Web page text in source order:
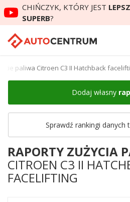
CHIŃCZYK, KTÓRY JEST
SUPERB?
paliwa Citroen C3 II Hatchback
Dodaj własny
Sprawdź rankingi danych
RAPORTY ZUŻYCIA
CITROEN C3 II
FACELIFTING